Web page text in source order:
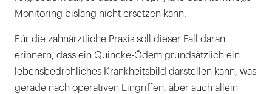
Monitoring bislang nicht ersetzen kann.
Für die zahnärztliche Praxis soll dieser Fall daran
erinnern, dass ein Quincke-Ödem grundsätzlich ein
lebensbedrohliches Krankheitsbild darstellen kann, was
gerade nach operativen Eingriffen, aber auch allein